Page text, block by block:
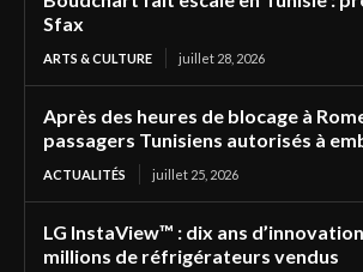
Sfax
ARTS & CULTURE juillet 28, 2026
Après des heures de blocage à
passagers Tunisiens autorisés à
ACTUALITÉS juillet 25, 2026
LG InstaView™ : dix ans
millions de réfrigérateurs vendus